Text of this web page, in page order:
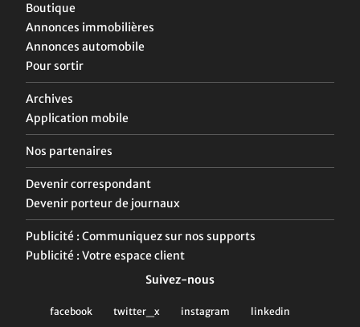
Boutique
Annonces immobilières
Annonces automobile
Pour sortir
Archives
Application mobile
Nos partenaires
Devenir correspondant
Devenir porteur de journaux
Publicité : Communiquez sur nos supports
Publicité : Votre espace client
Suivez-nous